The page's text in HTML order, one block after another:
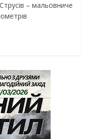
– мальовниче